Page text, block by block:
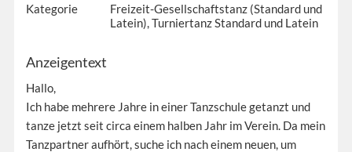
Kategorie
Freizeit-Gesellschaftstanz (Standard und
Latein), Turniertanz Standard und Latein
Anzeigentext
Hallo,
Ich habe mehrere Jahre in einer Tanzschule getanzt und
tanze jetzt seit circa einem halben Jahr im Verein. Da mein
Tanzpartner aufhört, suche ich nach einem neuen, um